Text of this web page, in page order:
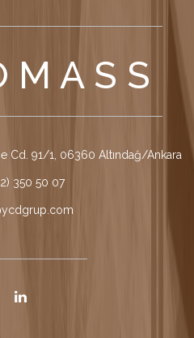
M A S S
Cd. 91/1, 06360 Altındağ/Ankara
350 50 07